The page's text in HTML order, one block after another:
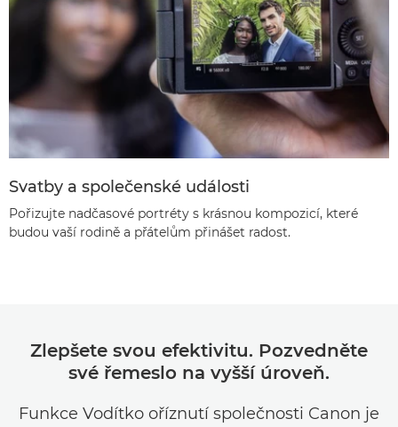
Svatby a společenské události
Pořizujte nadčasové portréty s krásnou kompozicí, které
budou vaší rodině a přátelům přinášet radost.
Zlepšete svou efektivitu. Pozvedněte
své řemeslo na vyšší úroveň.
Funkce Vodítko oříznutí společnosti Canon je